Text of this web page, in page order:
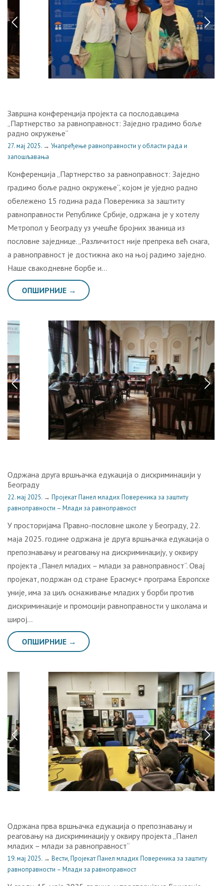
Завршна конференција пројекта са послодавцима
„Партнерство за равноправност: Заједно градимо боље
радно окружење“
27. мај 2025. → Унапређење равноправности у области рада и
запошљавања
Конференција „Партнерство за равноправност: Заједно
градимо боље радно окружење“, којом је уједно радно
обележено 15 година рада Повереника за заштиту
равноправности Републике Србије, одржана је у хотелу
Метропол у Београду уз учешће бројних званица из
пословне заједнице. „Различитост није препрека већ снага,
а равноправност је достижна ако на њој радимо заједно.
Наше свакодневне борбе и…
ОПШИРНИЈЕ →
Одржана друга вршњачка едукација о дискриминацији у
Београду
22. мај 2025. → Пројекат Панел младих Повереника за заштиту
равноправности – Млади за равноправност
У просторијама Правно-пословне школе у Београду, 22.
маја 2025. године одржана је друга вршњачка едукација о
препознавању и реаговању на дискриминацију, у оквиру
пројекта „Панел младих – млади за равноправност“. Овај
пројекат, подржан од стране Ерасмус+ програма Европске
уније, има за циљ оснаживање младих у борби против
дискриминације и промоцији равноправности у школама и
широј…
ОПШИРНИЈЕ →
Одржана прва вршњачка едукација о препознавању и
реаговању на дискриминацију у оквиру пројекта „Панел
младих – млади за равноправност“
19. мај 2025. → Вести,Пројекат Панел младих Повереника за заштиту
равноправности – Млади за равноправност